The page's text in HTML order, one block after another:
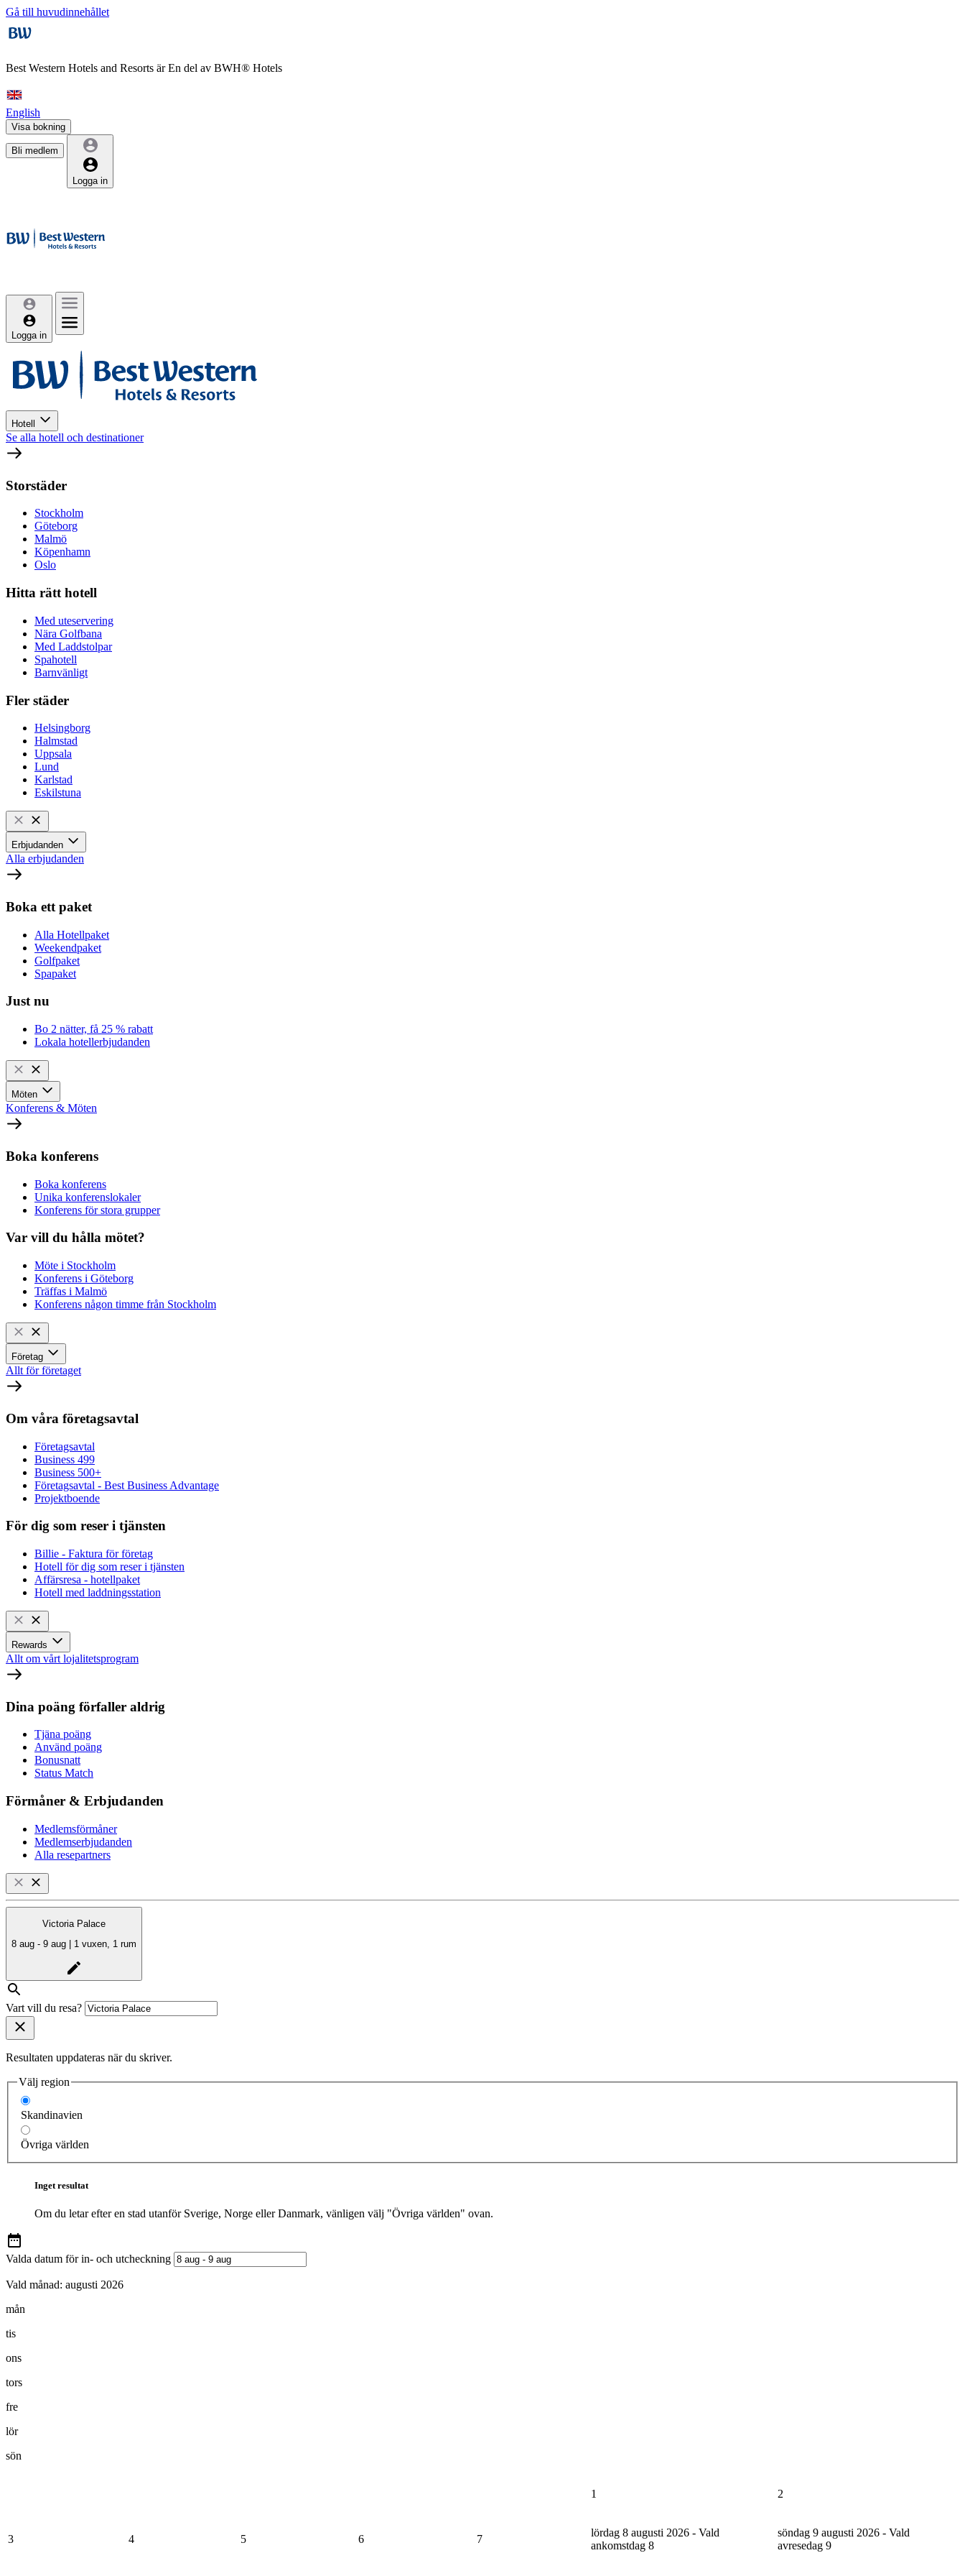
Gå till huvudinnehållet
Best Western Hotels and Resorts ärEn del av BWH® Hotels
English
Visa bokning
Bli medlem
Logga in
Logga in
Hotell
Se alla hotell och destinationer
Storstäder
Stockholm
Göteborg
Malmö
Köpenhamn
Oslo
Hitta rätt hotell
Med uteservering
Nära Golfbana
Med Laddstolpar
Spahotell
Barnvänligt
Fler städer
Helsingborg
Halmstad
Uppsala
Lund
Karlstad
Eskilstuna
Erbjudanden
Alla erbjudanden
Boka ett paket
Alla Hotellpaket
Weekendpaket
Golfpaket
Spapaket
Just nu
Bo 2 nätter, få 25 % rabatt
Lokala hotellerbjudanden
Möten
Konferens & Möten
Boka konferens
Boka konferens
Unika konferenslokaler
Konferens för stora grupper
Var vill du hålla mötet?
Möte i Stockholm
Konferens i Göteborg
Träffas i Malmö
Konferens någon timme från Stockholm
Företag
Allt för företaget
Om våra företagsavtal
Företagsavtal
Business 499
Business 500+
Företagsavtal - Best Business Advantage
Projektboende
För dig som reser i tjänsten
Billie - Faktura för företag
Hotell för dig som reser i tjänsten
Affärsresa - hotellpaket
Hotell med laddningsstation
Rewards
Allt om vårt lojalitetsprogram
Dina poäng förfaller aldrig
Tjäna poäng
Använd poäng
Bonusnatt
Status Match
Förmåner & Erbjudanden
Medlemsförmåner
Medlemserbjudanden
Alla resepartners
Victoria Palace
8 aug - 9 aug | 1 vuxen, 1 rum
Vart vill du resa?
Resultaten uppdateras när du skriver.
Välj region
Skandinavien
Övriga världen
Inget resultat
Om du letar efter en stad utanför Sverige, Norge eller Danmark, vänligen välj "Övriga världen" ovan.
Valda datum för in- och utcheckning
Vald månad: augusti 2026
mån
tis
ons
tors
fre
lör
sön
1 2
3 4 5 6 7
lördag 8 augusti 2026 - Vald
ankomstdag 8
söndag 9 augusti 2026 - Vald
avresedag 9